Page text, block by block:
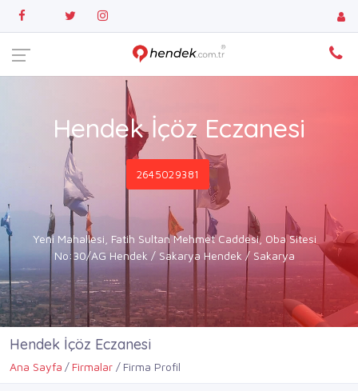
Hendek İçöz Eczanesi
2645029381
Yeni Mahallesi, Fatih Sultan Mehmet Caddesi, Oba Sitesi
No:30/AG Hendek / Sakarya Hendek / Sakarya
Hendek İçöz Eczanesi
Ana Sayfa Firmalar Firma Profil